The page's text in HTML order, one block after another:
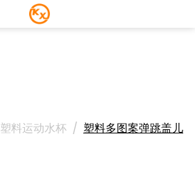
塑料运动水杯 / 塑料多图案弹跳盖儿